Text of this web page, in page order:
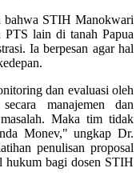
bahwa STIH Manokwari
lain di tanah Papua
Ia berpesan agar hal
dan evaluasi oleh
manajemen dan
Maka tim tidak
Monev," ungkap Dr.
penulisan proposal
hukum bagi dosen STIH